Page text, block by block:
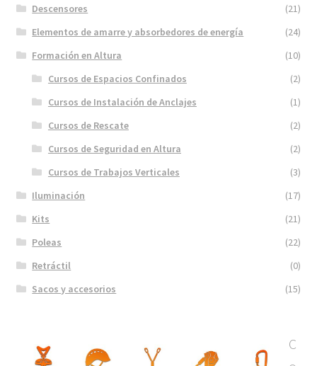
Descensores
(21)
Elementos de amarre y absorbedores de energía
(24)
Formación en Altura
(10)
Cursos de Espacios Confinados
(2)
Cursos de Instalación de Anclajes
(1)
Cursos de Rescate
(2)
Cursos de Seguridad en Altura
(2)
Cursos de Trabajos Verticales
(3)
Iluminación
(17)
Kits
(21)
Poleas
(22)
Retráctil
(0)
Sacos y accesorios
(15)
C